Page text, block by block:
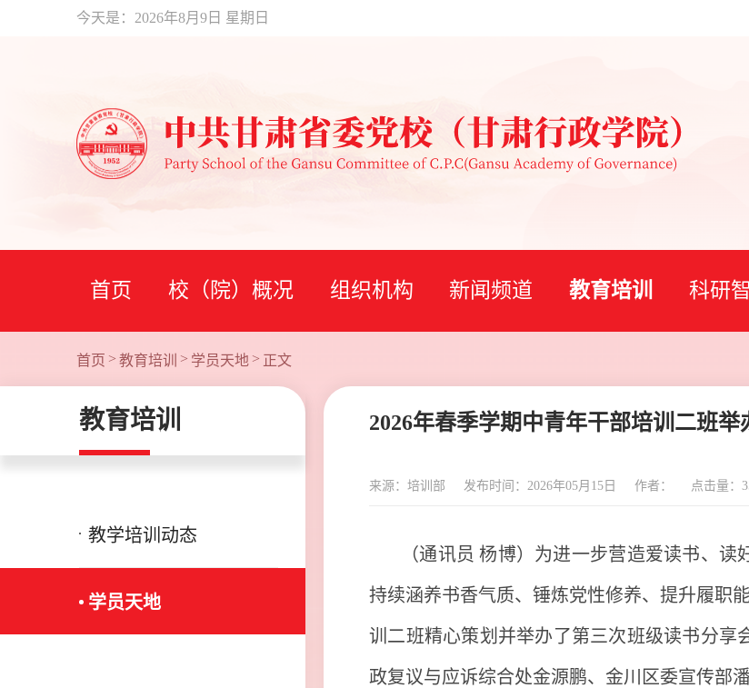
今天是： 2026年8月9日 星期日
首页 校（院）概况 组织机构 新闻频道 教育培训 科研
首页 > 教育培训 > 学员天地 > 正文
教育培训
教学培训动态
学员天地
2026年春季学期中青年干部培训二班
来源：培训部 发布时间：2026年05月15日 作者： 点击量：
（通讯员 杨博）为进一步营造爱读书、读
持续涵养书香气质、锤炼党性修养、提升履职能
训二班精心策划并举办了第三次班级读书分享
政复议与应诉综合处金源鹏、金川区委宣传部